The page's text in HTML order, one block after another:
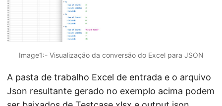
Image1:- Visualização da conversão do Excel para JSON
A pasta de trabalho Excel de entrada e o arquivo
Json resultante gerado no exemplo acima podem